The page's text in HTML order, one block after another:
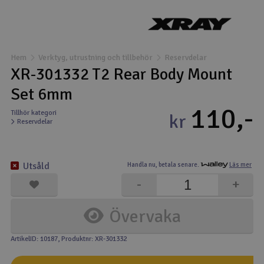
Drönare
Drönare för FPV
Flygplan
Kamerautrustning
Modelljärnväg
Motor & tillbehör
Hem Verktyg, utrustning och tillbehör Reservdelar
XR-301332 T2 Rear Body Mount
Set 6mm
Tillhör kategori
Reservdelar
Handla nu, betala senare. Läs mer
kr 110,-
Övervaka
+
-
Utsåld
ArtikelID: 10187, Produktnr: XR-301332